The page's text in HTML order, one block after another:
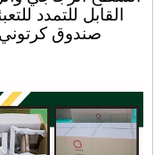
القابل للتمدد
صندوق